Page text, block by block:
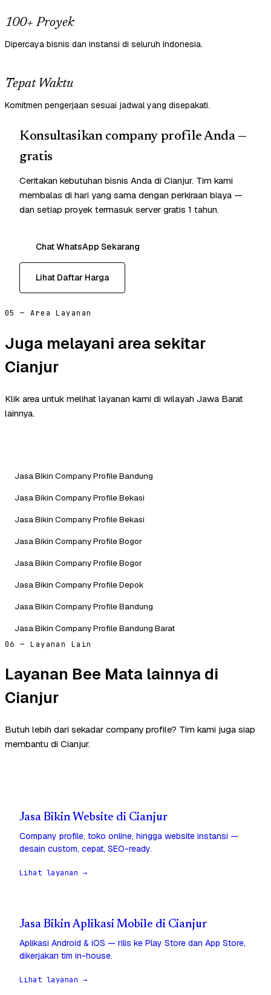
100+ Proyek
Dipercaya bisnis dan instansi di seluruh Indonesia.
Tepat Waktu
Komitmen pengerjaan sesuai jadwal yang disepakati.
Konsultasikan company profile Anda —
gratis
Ceritakan kebutuhan bisnis Anda di Cianjur. Tim kami
membalas di hari yang sama dengan perkiraan biaya —
dan setiap proyek termasuk server gratis 1 tahun.
Chat WhatsApp Sekarang
Lihat Daftar Harga
05 — Area Layanan
Juga melayani area sekitar
Cianjur
Klik area untuk melihat layanan kami di wilayah Jawa Barat
lainnya.
Jasa Bikin Company Profile Bandung
Jasa Bikin Company Profile Bekasi
Jasa Bikin Company Profile Bekasi
Jasa Bikin Company Profile Bogor
Jasa Bikin Company Profile Bogor
Jasa Bikin Company Profile Depok
Jasa Bikin Company Profile Bandung
Jasa Bikin Company Profile Bandung Barat
06 — Layanan Lain
Layanan Bee Mata lainnya di
Cianjur
Butuh lebih dari sekadar company profile? Tim kami juga siap
membantu di Cianjur.
Jasa Bikin Website di Cianjur
Company profile, toko online, hingga website instansi —
desain custom, cepat, SEO-ready.
Lihat layanan →
Jasa Bikin Aplikasi Mobile di Cianjur
Aplikasi Android & iOS — rilis ke Play Store dan App Store,
dikerjakan tim in-house.
Lihat layanan →